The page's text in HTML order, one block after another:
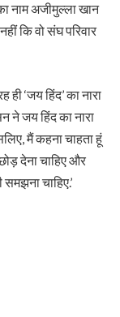
नाम अजीमुल्ला खान
कि वो संघ परिवार
ही ‘जय हिंद’ का नारा
ने जय हिंद का नारा
मैं कहना चाहता हूं
देना चाहिए और
चाहिए.’